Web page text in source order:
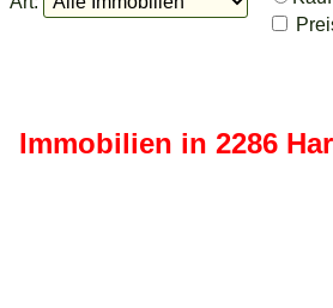
Immobilien in 2286